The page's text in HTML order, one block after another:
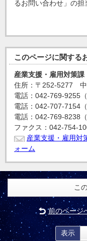
るお問い合わせ」の担
このページに関する
産業支援・雇用対策課
住所：〒252-5277
電話：042-769-9255
電話：042-707-7154
電話：042-769-8238（
ファクス：042-754-
産業支援・雇用対
ォーム
こ
前のページ
表示